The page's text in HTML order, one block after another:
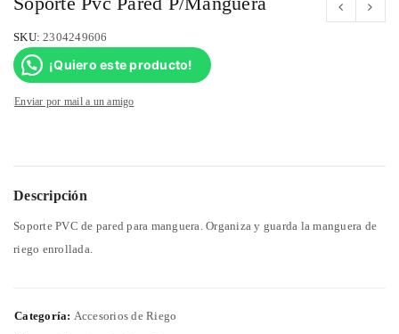
SKU: 2304249606
¡Quiero este producto!
Enviar por mail a un amigo
Descripción
Soporte PVC de pared para manguera. Organiza y guarda la manguera de
riego enrollada.
Categoría: Accesorios de Riego